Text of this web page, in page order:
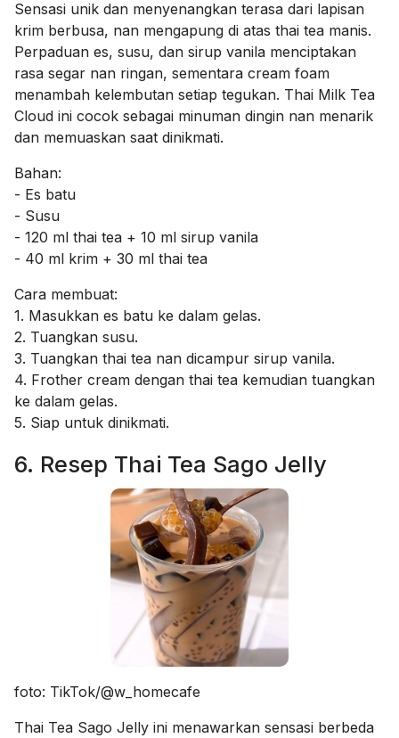
Sensasi unik dan menyenangkan terasa dari lapisan
krim berbusa, nan mengapung di atas thai tea manis.
Perpaduan es, susu, dan sirup vanila menciptakan
rasa segar nan ringan, sementara cream foam
menambah kelembutan setiap tegukan. Thai Milk Tea
Cloud ini cocok sebagai minuman dingin nan menarik
dan memuaskan saat dinikmati.
Bahan:
- Es batu
- Susu
- 120 ml thai tea + 10 ml sirup vanila
- 40 ml krim + 30 ml thai tea
Cara membuat:
1. Masukkan es batu ke dalam gelas.
2. Tuangkan susu.
3. Tuangkan thai tea nan dicampur sirup vanila.
4. Frother cream dengan thai tea kemudian tuangkan
ke dalam gelas.
5. Siap untuk dinikmati.
6. Resep Thai Tea Sago Jelly
foto: TikTok/@w_homecafe
Thai Tea Sago Jelly ini menawarkan sensasi berbeda